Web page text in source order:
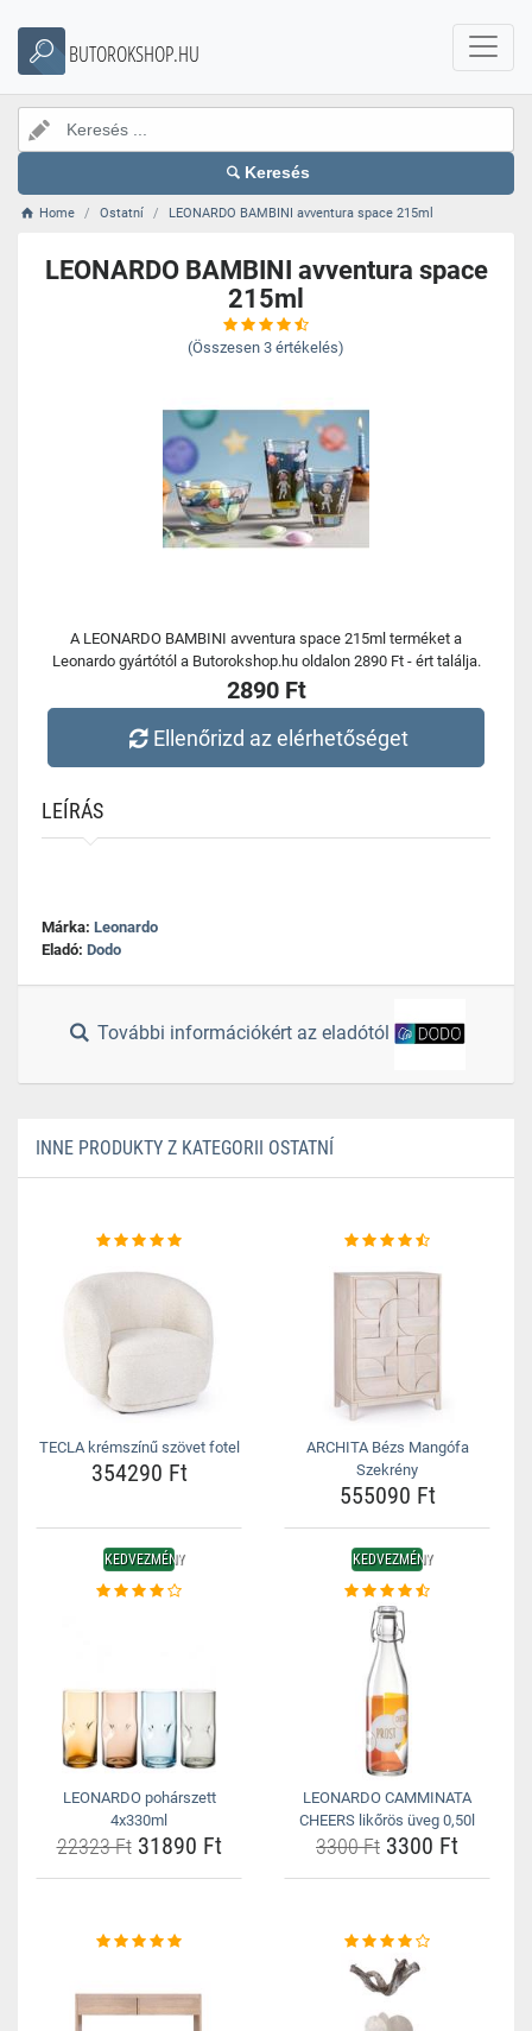
BUTOROKSHOP.HU
Keresés
Home Ostatní LEONARDO BAMBINI avventura space 215ml
LEONARDO BAMBINI avventura space
215ml
(Összesen 3 értékelés)
A LEONARDO BAMBINI avventura space 215ml terméket a
Leonardo gyártótól a Butorokshop.hu oldalon 2890 Ft - ért találja.
2890 Ft
Ellenőrizd az elérhetőséget
LEÍRÁS
Márka: Leonardo
Eladó: Dodo
További információkért az eladótól
INNE PRODUKTY Z KATEGORII OSTATNÍ
TECLA krémszínű szövet fotel
354290 Ft
ARCHITA Bézs Mangófa
Szekrény
555090 Ft
KEDVEZMÉNY
LEONARDO pohárszett
4x330ml
22323 Ft31890 Ft
KEDVEZMÉNY
LEONARDO CAMMINATA
CHEERS likőrös üveg 0,50l
3300 Ft 3300 Ft